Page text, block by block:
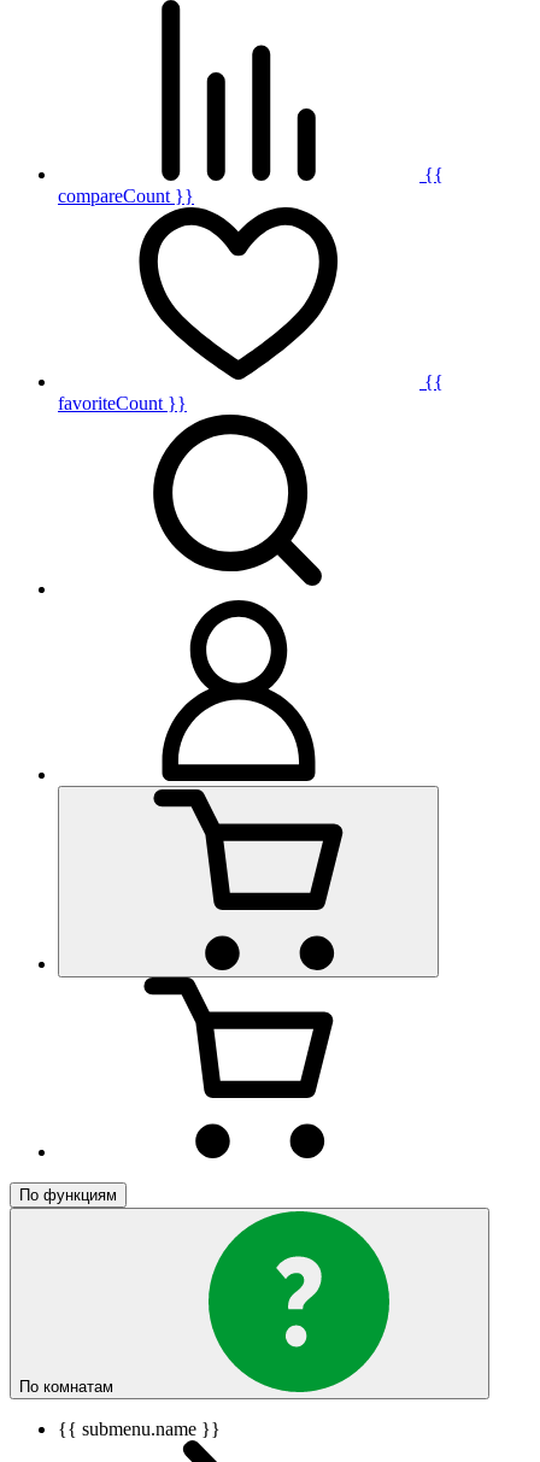
{{
compareCount }}
{{
favoriteCount }}
По функциям
По комнатам
{{ submenu.name }}